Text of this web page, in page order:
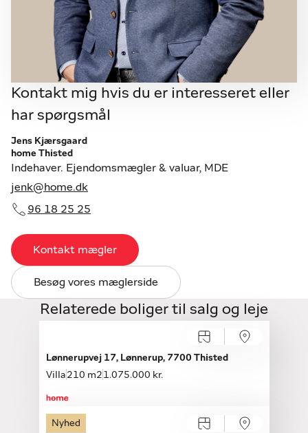
Kontakt mig hvis du er interesseret eller
har spørgsmål
Jens Kjærsgaard
home Thisted
Indehaver. Ejendomsmægler & valuar, MDE
jenk@home.dk
96 18 25 25
Kontakt mægler
Besøg vores mæglerside
Relaterede boliger til salg og leje
Lønnerupvej 17, Lønnerup, 7700 Thisted
Villa 210 m2 1.075.000 kr.
Nyhed